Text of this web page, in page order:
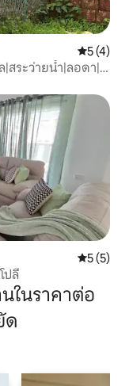
คะแนนเฉ
5 (4)
สระว่ายน้ำ|ลอดา|
คะแนนเฉ
5 (5)
ปลี
ในราคาต่อ
ด